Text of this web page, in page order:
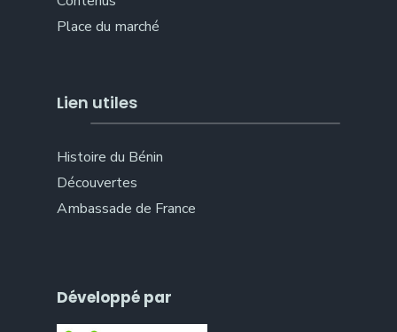
Place du marché
Lien utiles
Histoire du Bénin
Découvertes
Ambassade de France
Développé par